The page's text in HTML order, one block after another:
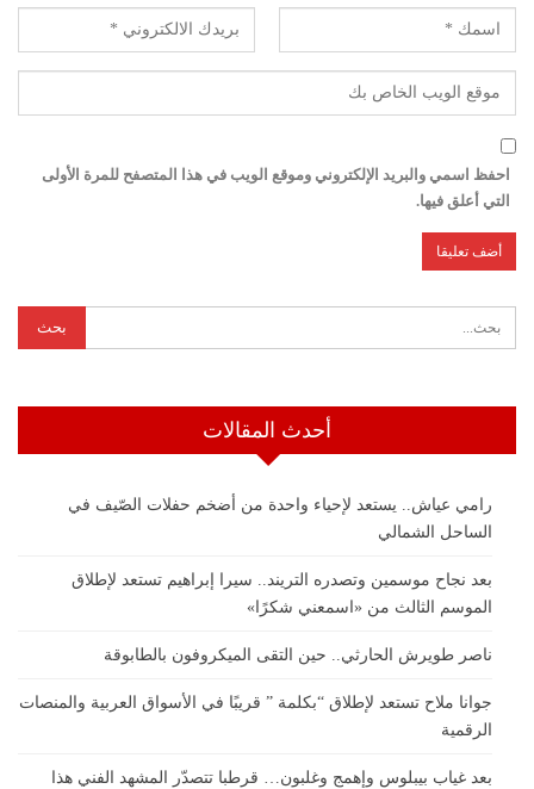
احفظ اسمي والبريد الإلكتروني وموقع الويب في هذا المتصفح للمرة الأولى
التي أعلق فيها.
أحدث المقالات
رامي عياش.. يستعد لإحياء واحدة من أضخم حفلات الصّيف في
الساحل الشمالي
بعد نجاح موسمين وتصدره التريند.. سيرا إبراهيم تستعد لإطلاق
الموسم الثالث من «اسمعني شكرًا»
ناصر طويرش الحارثي.. حين التقى الميكروفون بالطابوقة
جوانا ملاح تستعد لإطلاق “بكلمة ” قريبًا في الأسواق العربية والمنصات
الرقمية
بعد غياب بيبلوس وإهمج وغلبون… قرطبا تتصدّر المشهد الفني هذا